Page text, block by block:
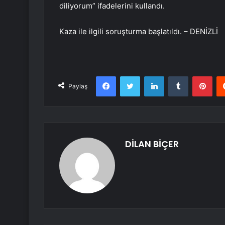
diliyorum” ifadelerini kullandı.
Kaza ile ilgili soruşturma başlatıldı. – DENİZLİ
Paylaş
FacebookTwitter LinkedInTumblr
DİLAN BİÇER